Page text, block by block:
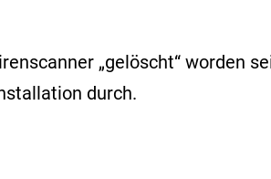
„gelöscht“ worden
durch.